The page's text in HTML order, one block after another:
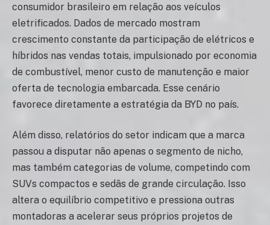
consumidor brasileiro em relação aos veículos
eletrificados. Dados de mercado mostram
crescimento constante da participação de elétricos e
híbridos nas vendas totais, impulsionado por economia
de combustível, menor custo de manutenção e maior
oferta de tecnologia embarcada. Esse cenário
favorece diretamente a estratégia da BYD no país.
Além disso, relatórios do setor indicam que a marca
passou a disputar não apenas o segmento de nicho,
mas também categorias de volume, competindo com
SUVs compactos e sedãs de grande circulação. Isso
altera o equilíbrio competitivo e pressiona outras
montadoras a acelerar seus próprios projetos de